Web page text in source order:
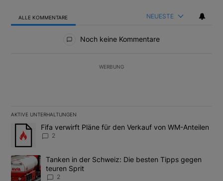
ALLE KOMMENTARE NEUESTE
Noch keine Kommentare
WERBUNG
AKTIVE UNTERHALTUNGEN
Das Folgende ist eine Liste der am meisten kommentierten
Ein Trendartikel mit dem Titel "Fifa verwirft Pläne für den
Fifa verwirft Pläne für den Verkauf von WM-Anteilen
2
Ein Trendartikel mit dem Titel "Tanken in der Schweiz: Die
Tanken in der Schweiz: Die besten Tipps gegen
teuren Sprit
2